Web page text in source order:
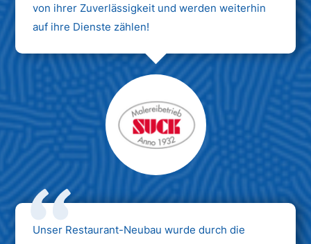
von ihrer Zuverlässigkeit und werden weiterhin
auf ihre Dienste zählen!
Unser Restaurant-Neubau wurde durch die